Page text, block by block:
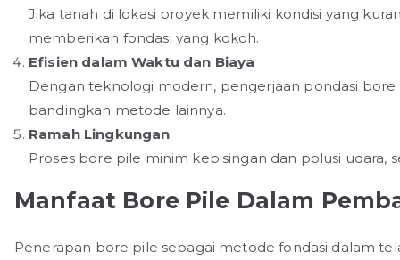
Jika tanah di lokasi proyek memiliki kondisi yang
memberikan fondasi yang kokoh.
Efisien dalam Waktu dan Biaya
Dengan teknologi modern, pengerjaan pondasi
bandingkan metode lainnya.
Ramah Lingkungan
Proses bore pile minim kebisingan dan polusi udara,
Manfaat Bore Pile Dalam
Penerapan bore pile sebagai metode fondasi dalam